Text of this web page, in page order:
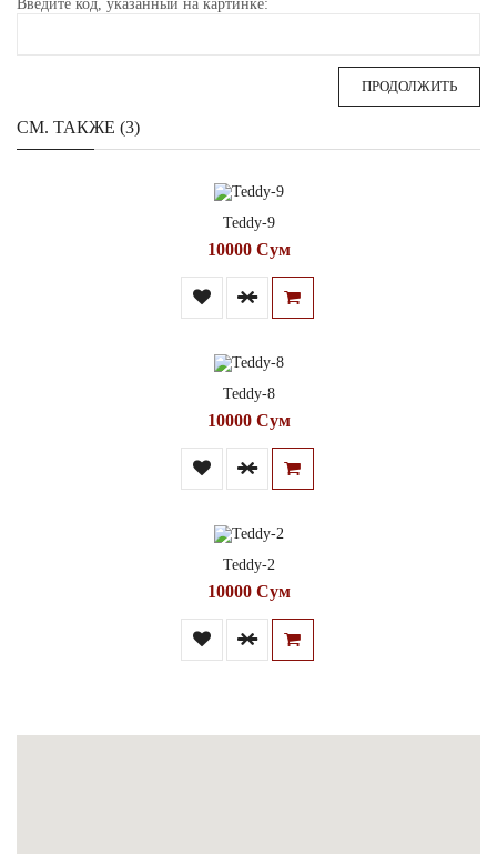
Введите код, указанный на картинке:
ПРОДОЛЖИТЬ
СМ. ТАКЖЕ (3)
Teddy-9
10000 Сум
Teddy-8
10000 Сум
Teddy-2
10000 Сум